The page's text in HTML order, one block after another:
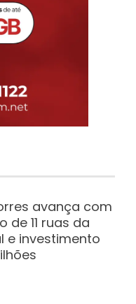
avança com
de 11 ruas da
e investimento